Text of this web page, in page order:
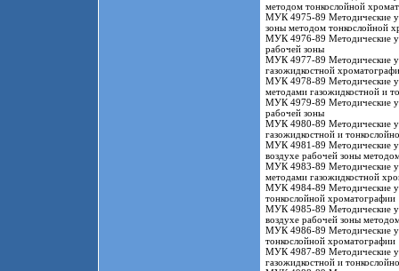
методом тонкослойной
МУК 4975-89 Методические
зоны методом тонкослойной
МУК 4976-89 Методические
рабочей зоны
МУК 4977-89 Методические
газожидкостной
МУК 4978-89 Методические
методами газожидкостной и
МУК 4979-89 Методические
рабочей зоны
МУК 4980-89 Методические
газожидкостной и
МУК 4981-89 Методические
воздухе рабочей зоны
МУК 4983-89 Методические
методами газожидкостной
МУК 4984-89 Методические
тонкослойной хроматографии
МУК 4985-89 Методические
воздухе рабочей зоны
МУК 4986-89 Методические
тонкослойной хроматографии
МУК 4987-89 Методические
газожидкостной и